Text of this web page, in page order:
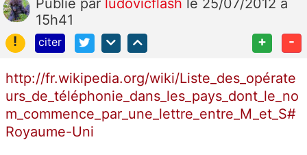
15h41
!
citer + -
http://fr.wikipedia.org/wiki/Liste_des_opérate
urs_de_téléphonie_dans_les_pays_dont_le_no
m_commence_par_une_lettre_entre_M_et_S#
Royaume-Uni